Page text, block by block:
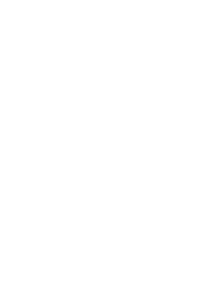
布局與韌性
GPT 全面開放體驗延長到8月!!
平台
百岳登頂_南橫三星